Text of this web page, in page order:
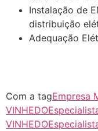
Instalação de
distribuição
Adequação
Com a tagEmpresa
VINHEDO
VINHEDO